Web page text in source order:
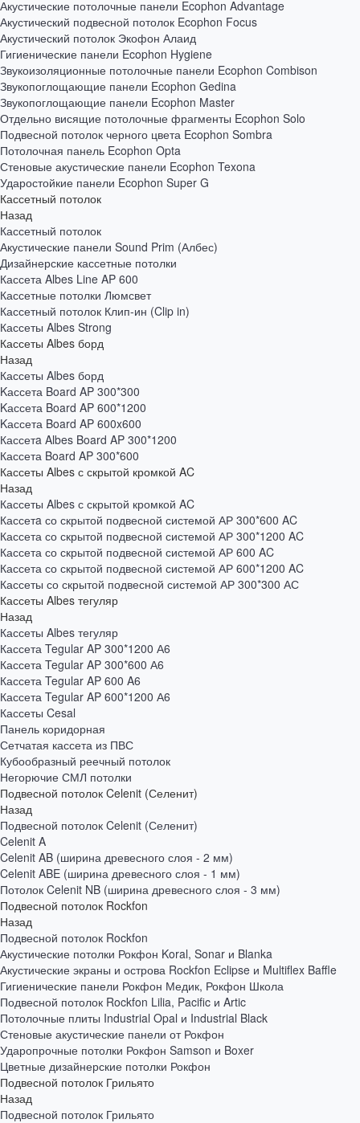
Акустические потолочные панели Ecophon Advantage
Акустический подвесной потолок Ecophon Focus
Акустический потолок Экофон Алаид
Гигиенические панели Ecophon Hygiene
Звукоизоляционные потолочные панели Ecophon Combison
Звукопоглощающие панели Ecophon Gedina
Звукопоглощающие панели Ecophon Master
Отдельно висящие потолочные фрагменты Ecophon Solo
Подвесной потолок черного цвета Ecophon Sombra
Потолочная панель Ecophon Opta
Стеновые акустические панели Ecophon Texona
Ударостойкие панели Ecophon Super G
Кассетный потолок
Назад
Кассетный потолок
Акустические панели Sound Prim (Албес)
Дизайнерские кассетные потолки
Кассета Albes Line AP 600
Кассетные потолки Люмсвет
Кассетный потолок Клип-ин (Clip in)
Кассеты Albes Strong
Кассеты Albes борд
Назад
Кассеты Albes борд
Kассета Board AP 300*300
Kассета Board AP 600*1200
Kассета Board AP 600x600
Кассетa Albes Board AP 300*1200
Кассета Board AP 300*600
Кассеты Albes с скрытой кромкой AC
Назад
Кассеты Albes с скрытой кромкой AC
Кассетa со скрытой подвесной системой АР 300*600 AC
Кассета со скрытой подвесной системой АР 300*1200 AC
Кассета со скрытой подвесной системой АР 600 AC
Кассета со скрытой подвесной системой АР 600*1200 AC
Кассеты со скрытой подвесной системой АР 300*300 АС
Кассеты Albes тегуляр
Назад
Кассеты Albes тегуляр
Кассета Tegular AP 300*1200 А6
Кассета Tegular AP 300*600 А6
Кассета Tegular AP 600 A6
Кассета Tegular AP 600*1200 А6
Кассеты Cesal
Панель коридорная
Сетчатая кассета из ПВС
Кубообразный реечный потолок
Негорючие СМЛ потолки
Подвесной потолок Celenit (Селенит)
Назад
Подвесной потолок Celenit (Селенит)
Celenit A
Celenit AB (ширина древесного слоя - 2 мм)
Celenit ABE (ширина древесного слоя - 1 мм)
Потолок Celenit NB (ширина древесного слоя - 3 мм)
Подвесной потолок Rockfon
Назад
Подвесной потолок Rockfon
Акустические потолки Рокфон Koral, Sonar и Blanka
Акустические экраны и острова Rockfon Eclipse и Multiflex Baffle
Гигиенические панели Рокфон Медик, Рокфон Школа
Подвесной потолок Rockfon Lilia, Pacific и Artic
Потолочные плиты Industrial Opal и Industrial Black
Стеновые акустические панели от Рокфон
Ударопрочные потолки Рокфон Samson и Boxer
Цветные дизайнерские потолки Рокфон
Подвесной потолок Грильято
Назад
Подвесной потолок Грильято